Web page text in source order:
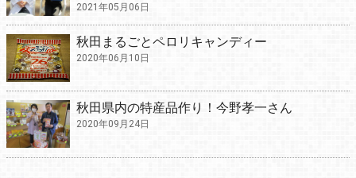
2021年05月06日
秋田まるごとペロリキャンディー
2020年06月10日
秋田県内の特産品作り！今野孝一さん
2020年09月24日